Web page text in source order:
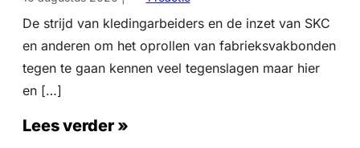
j
l
l
C
o
v
De strijd van kledingarbeiders en de inzet van SKC
en anderen om het oprollen van fabrieksvakbonden
tegen te gaan kennen veel tegenslagen maar hier
en […]
Lees verder »